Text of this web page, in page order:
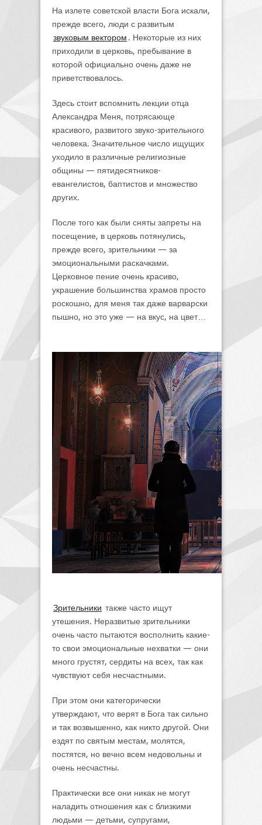
На излете советской власти Бога искали,
прежде всего, люди с развитым
звуковым вектором . Некоторые из них
приходили в церковь, пребывание в
которой официально очень даже не
приветствовалось.
Здесь стоит вспомнить лекции отца
Александра Меня, потрясающе
красивого, развитого звуко-зрительного
человека. Значительное число ищущих
уходило в различные религиозные
общины — пятидесятников-
евангелистов, баптистов и множество
других.
После того как были сняты запреты на
посещение, в церковь потянулись,
прежде всего, зрительники — за
эмоциональными раскачками.
Церковное пение очень красиво,
украшение большинства храмов просто
роскошно, для меня так даже варварски
пышно, но это уже — на вкус, на цвет…
Зрительники также часто ищут
утешения. Неразвитые зрительники
очень часто пытаются восполнить какие-
то свои эмоциональные нехватки — они
много грустят, сердиты на всех, так как
чувствуют себя несчастными.
При этом они категорически
утверждают, что верят в Бога так сильно
и так возвышенно, как никто другой. Они
ездят по святым местам, молятся,
постятся, но вечно всем недовольны и
очень несчастны.
Практически все они никак не могут
наладить отношения как с близкими
людьми — детьми, супругами,